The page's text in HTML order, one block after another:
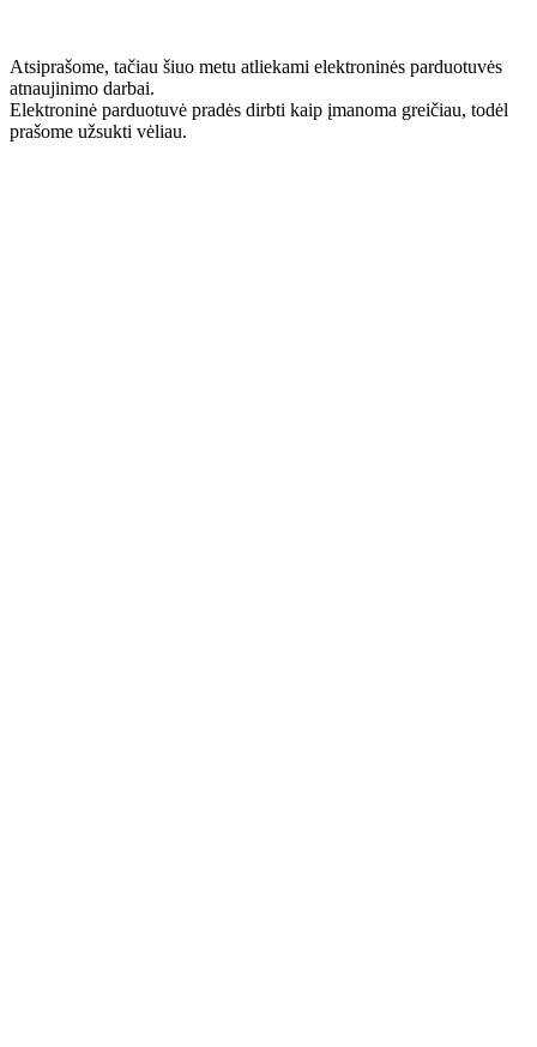
Atsiprašome, tačiau šiuo metu atliekami elektroninės parduotuvės
atnaujinimo darbai.
Elektroninė parduotuvė pradės dirbti kaip įmanoma greičiau, todėl
prašome užsukti vėliau.